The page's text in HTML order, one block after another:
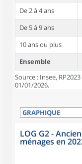
De 2 à 4 ans
De 5 à 9 ans
10 ans ou plus
Ensemble
Source : Insee,
01/01/2026.
LOG G2 -
ménages en